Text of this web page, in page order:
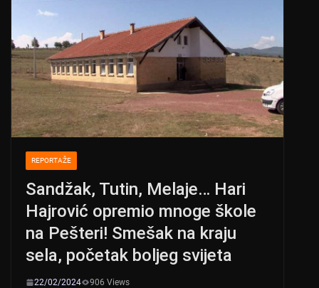
REPORTAŽE
Sandžak, Tutin, Melaje… Hari
Hajrović opremio mnoge škole
na Pešteri! Smešak na kraju
sela, početak boljeg svijeta
22/02/2024
906 Views